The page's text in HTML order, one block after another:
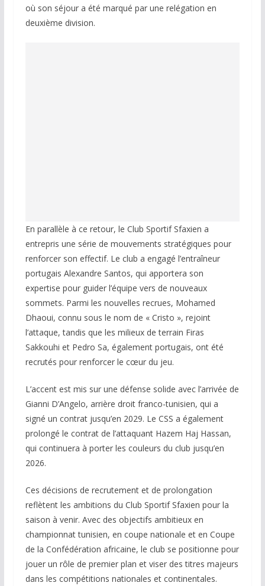
où son séjour a été marqué par une relégation en
deuxième division.
En parallèle à ce retour, le Club Sportif Sfaxien a
entrepris une série de mouvements stratégiques pour
renforcer son effectif. Le club a engagé l’entraîneur
portugais Alexandre Santos, qui apportera son
expertise pour guider l’équipe vers de nouveaux
sommets. Parmi les nouvelles recrues, Mohamed
Dhaoui, connu sous le nom de « Cristo », rejoint
l’attaque, tandis que les milieux de terrain Firas
Sakkouhi et Pedro Sa, également portugais, ont été
recrutés pour renforcer le cœur du jeu.
L’accent est mis sur une défense solide avec l’arrivée de
Gianni D’Angelo, arrière droit franco-tunisien, qui a
signé un contrat jusqu’en 2029. Le CSS a également
prolongé le contrat de l’attaquant Hazem Haj Hassan,
qui continuera à porter les couleurs du club jusqu’en
2026.
Ces décisions de recrutement et de prolongation
reflètent les ambitions du Club Sportif Sfaxien pour la
saison à venir. Avec des objectifs ambitieux en
championnat tunisien, en coupe nationale et en Coupe
de la Confédération africaine, le club se positionne pour
jouer un rôle de premier plan et viser des titres majeurs
dans les compétitions nationales et continentales.